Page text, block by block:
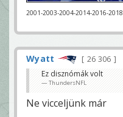
2001-2003-2004-2014-2016-2018
Wyatt
26 306
Ez disznómák volt
ThundersNFL
Ne vicceljünk már